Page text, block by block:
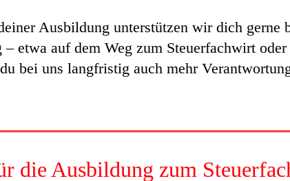
Ausbildung unterstützen wir dich gerne
etwa auf dem Weg zum Steuerfachwirt oder
bei uns langfristig auch mehr
die Ausbildung zum